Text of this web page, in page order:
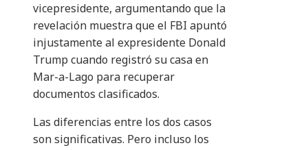
vicepresidente, argumentando que la
revelación muestra que el FBI apuntó
injustamente al expresidente Donald
Trump cuando registró su casa en
Mar-a-Lago para recuperar
documentos clasificados.
Las diferencias entre los dos casos
son significativas. Pero incluso los